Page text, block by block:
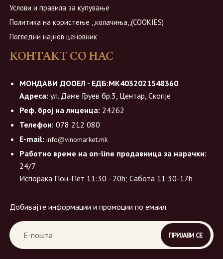
Услови и правила за купување
Политика на користење ,,колачиња,,(COOKIES)
Погледни најнов ценовник
КОНТАКТ СО НАС
МОНДАВИ ДООЕЛ - ЕДБ:МК4032021548360
Адреса: ул. Даме Груев бр.3, Центар, Скопје
Реф. број на лиценца: 24262
Телефон: 078 212 080
E-mail: info@vinomarket.mk
Работно време на on-line продавница за нарачки:
24/7
Испорака Пон-Пет 11:30 - 20h; Сабота 11:30-17h
Добивајте информации и промоции по емаил